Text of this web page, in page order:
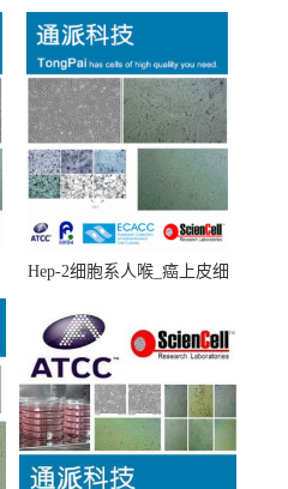
Hep-2细胞系人喉_癌上皮细